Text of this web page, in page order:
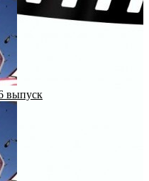
выпуск